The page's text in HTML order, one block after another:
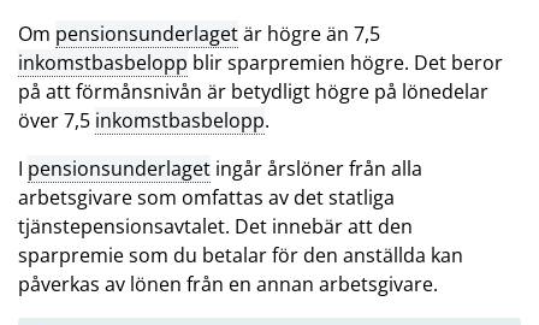
Om pensionsunderlagetär högre än 7,5
inkomstbasbelopp blir sparpremien högre. Det beror
på att förmånsnivån är betydligt högre på lönedelar
över 7,5 inkomstbasbelopp.
I pensionsunderlaget ingår årslöner från alla
arbetsgivare som omfattas av det statliga
tjänstepensionsavtalet. Det innebär att den
sparpremie som du betalar för den anställda kan
påverkas av lönen från en annan arbetsgivare.